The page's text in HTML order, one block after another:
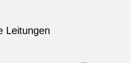
Leitungen